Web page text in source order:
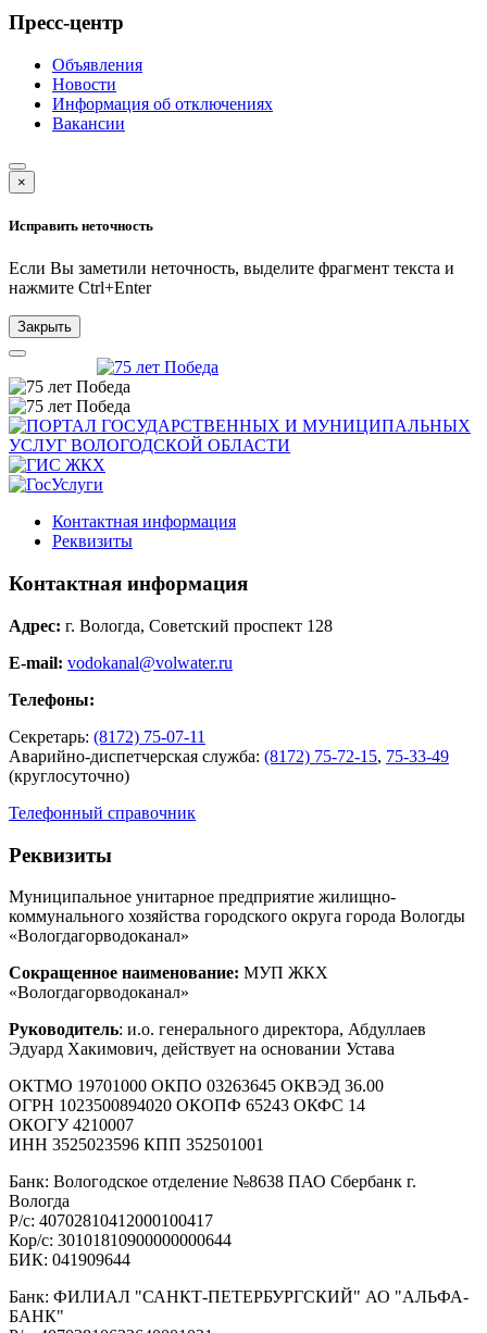
Пресс-центр
Объявления
Новости
Информация об отключениях
Вакансии
×
Исправить неточность
Если Вы заметили неточность, выделите фрагмент текста и
нажмите Ctrl+Enter
Закрыть
Контактная информация
Реквизиты
Контактная информация
Адрес: г. Вологда, Советский проспект 128
E-mail: vodokanal@volwater.ru
Телефоны:
Секретарь: (8172) 75-07-11
Аварийно-диспетчерская служба: (8172) 75-72-15, 75-33-49
(круглосуточно)
Телефонный справочник
Реквизиты
Муниципальное унитарное предприятие жилищно-
коммунального хозяйства городского округа города Вологды
«Вологдагорводоканал»
Сокращенное наименование: МУП ЖКХ
«Вологдагорводоканал»
Руководитель: и.о. генерального директора, Абдуллаев
Эдуард Хакимович, действует на основании Устава
ОКТМО 19701000 ОКПО 03263645 ОКВЭД 36.00
ОГРН 1023500894020 ОКОПФ 65243 ОКФС 14
ОКОГУ 4210007
ИНН 3525023596 КПП 352501001
Банк: Вологодское отделение №8638 ПАО Сбербанк г.
Вологда
Р/с: 40702810412000100417
Кор/с: 30101810900000000644
БИК: 041909644
Банк: ФИЛИАЛ "САНКТ-ПЕТЕРБУРГСКИЙ" АО "АЛЬФА-
БАНК"